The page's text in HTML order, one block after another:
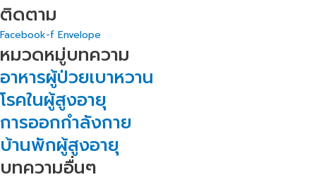
ติดตาม
Facebook-f Envelope
หมวดหมู่บทความ
อาหารผู้ป่วยเบาหวาน
โรคในผู้สูงอายุ
การออกกำลังกาย
บ้านพักผู้สูงอายุ
บทความอื่นๆ